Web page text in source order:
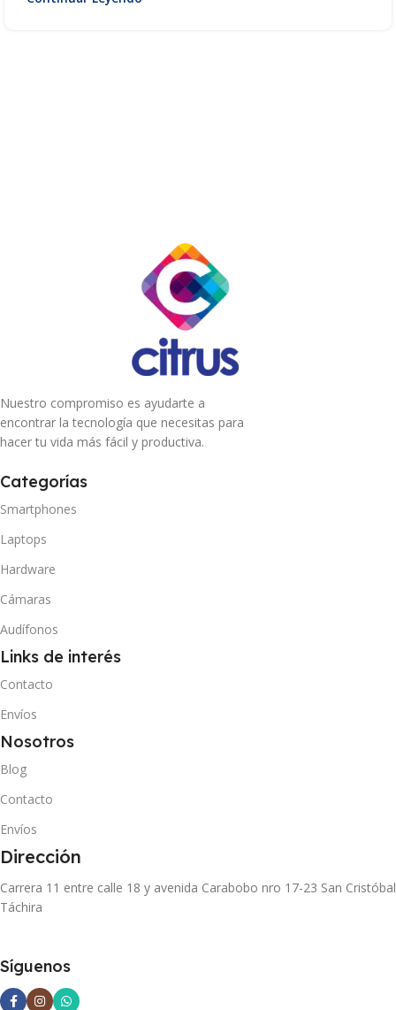
Nuestro compromiso es ayudarte a
encontrar la tecnología que necesitas para
hacer tu vida más fácil y productiva.
Categorías
Smartphones
Laptops
Hardware
Cámaras
Audífonos
Links de interés
Contacto
Envíos
Nosotros
Blog
Contacto
Envíos
Dirección
Carrera 11 entre calle 18 y avenida Carabobo nro 17-23 San Cristóbal
Táchira
Síguenos